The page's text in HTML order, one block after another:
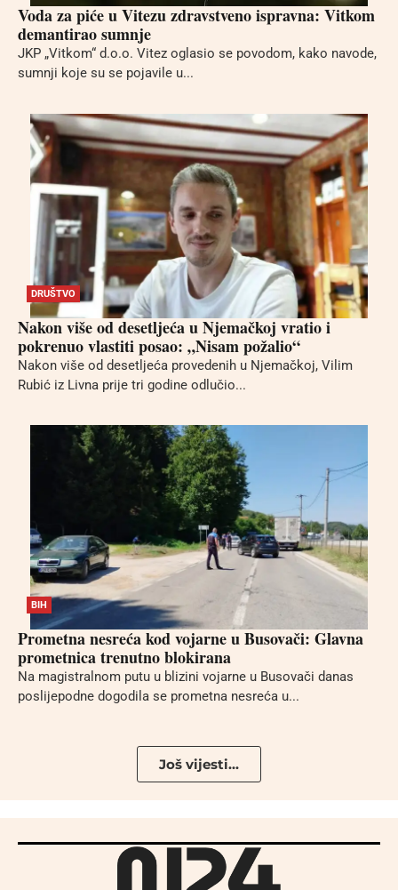
Voda za piće u Vitezu zdravstveno ispravna: Vitkom
demantirao sumnje
JKP „Vitkom“ d.o.o. Vitez oglasio se povodom, kako navode,
sumnji koje su se pojavile u...
DRUŠTVO
Nakon više od desetljeća u Njemačkoj vratio i
pokrenuo vlastiti posao: „Nisam požalio“
Nakon više od desetljeća provedenih u Njemačkoj, Vilim
Rubić iz Livna prije tri godine odlučio...
BIH
Prometna nesreća kod vojarne u Busovači: Glavna
prometnica trenutno blokirana
Na magistralnom putu u blizini vojarne u Busovači danas
poslijepodne dogodila se prometna nesreća u...
Još vijesti...